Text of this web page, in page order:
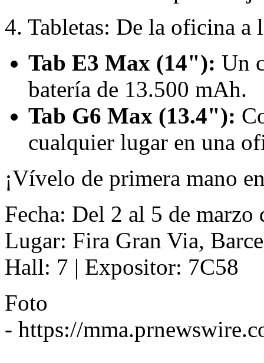
4. Tabletas: De la oficina a
Tab E3 Max (14"): Un
batería de 13.500 mAh.
Tab G6 Max (13.4"):
cualquier lugar en una
¡Vívelo de primera mano
Fecha: Del 2 al 5 de marzo
Lugar: Fira Gran Via,
Hall: 7 | Expositor: 7C58
Foto
- https://